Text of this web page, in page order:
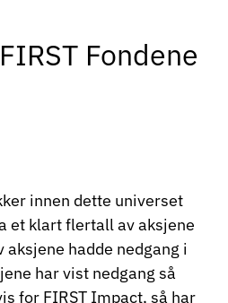
Fondene
innen dette universet
et klart flertall av aksjene
hadde nedgang i
har vist nedgang så
for FIRST Impact, så har